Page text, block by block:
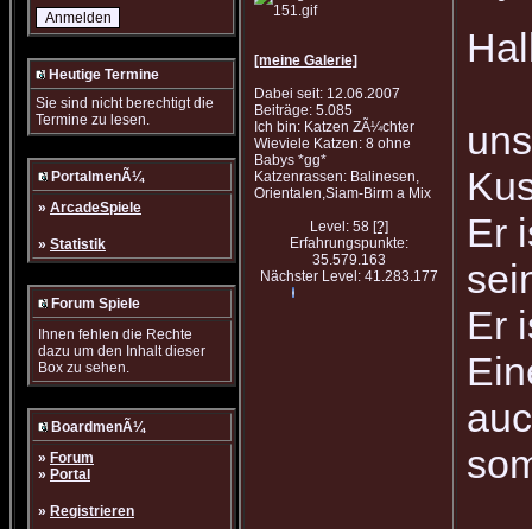
Heutige Termine
Sie sind nicht berechtigt die
Termine zu lesen.
PortalmenÃ¼
» ArcadeSpiele
» Statistik
Forum Spiele
Ihnen fehlen die Rechte
dazu um den Inhalt dieser
Box zu sehen.
BoardmenÃ¼
» Forum
» Portal
» Registrieren
[meine Galerie]
Dabei seit: 12.06.2007
Beiträge: 5.085
Ich bin: Katzen ZÃ¼chter
Wieviele Katzen: 8 ohne
Babys *gg*
Katzenrassen: Balinesen,
Orientalen,Siam-Birm a Mix
Level: 58 [?]
Erfahrungspunkte:
35.579.163
Nächster Level: 41.283.177
Er
Er